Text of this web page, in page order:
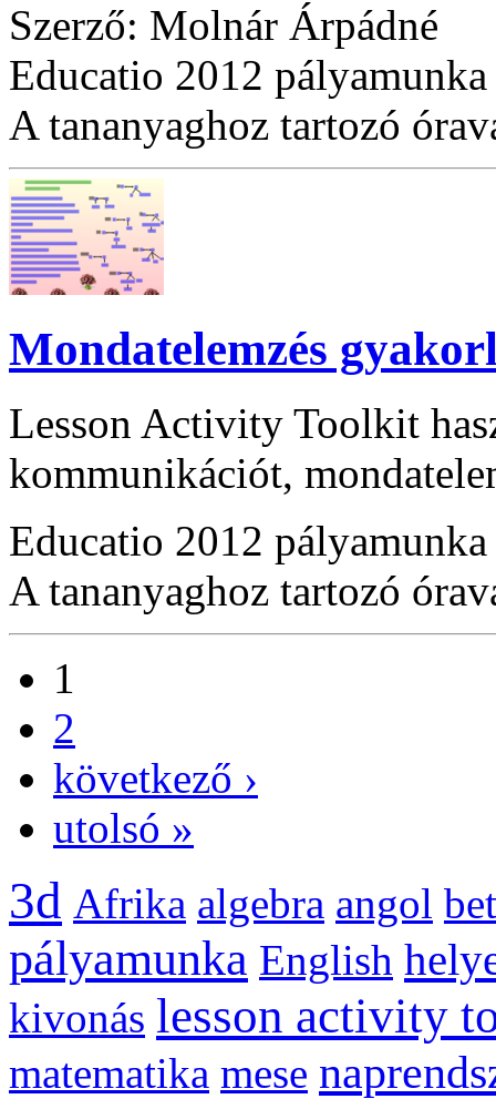
Szerző: Molnár Árpádné
Educatio 2012 pályamunka
A tananyaghoz tartozó
Mondatelemzés
Lesson Activity Toolkit
kommunikációt,
Educatio 2012 pályamunka
A tananyaghoz tartozó
1
2
következő ›
utolsó »
3d Afrika algebra angol
pályamunka English
kivonás lesson activity
matematika mese